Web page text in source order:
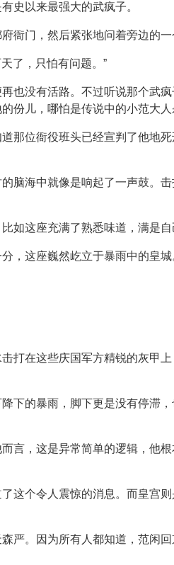
史以来最强大的武疯子。
衙门，然后紧张地问着旁边的一
了，只怕有问题。”
也没有活路。不过听说那个武
份儿，哪怕是传说中的小范大
那位衙役班头已经宣判了他地
海中就像是响起了一声鼓。
这座充满了熟悉味道，满是自
，这座巍然屹立于暴雨中的
打在这些庆国军方精锐的灰甲
下的暴雨，脚下更是没有停滞
言，这是异常简单的逻辑，他
这个令人震惊的消息。而皇宫
严。因为所有人都知道，范闲